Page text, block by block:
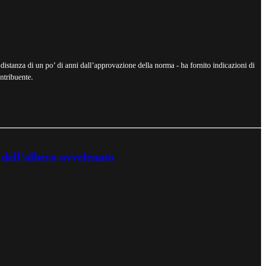
di un po’ di anni dall’approvazione della norma - ha fornito indicazioni di
avvelenato